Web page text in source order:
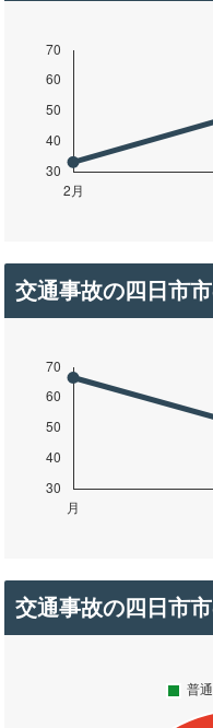
交通事故の四日市
交通事故の四日市